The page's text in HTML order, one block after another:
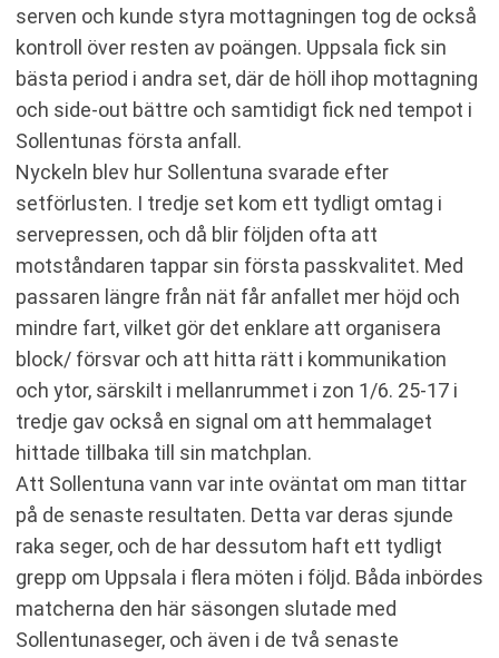
serven och kunde styra mottagningen tog de också
kontroll över resten av poängen. Uppsala fick sin
bästa period i andra set, där de höll ihop mottagning
och side-out bättre och samtidigt fick ned tempot i
Sollentunas första anfall.
Nyckeln blev hur Sollentuna svarade efter
setförlusten. I tredje set kom ett tydligt omtag i
servepressen, och då blir följden ofta att
motståndaren tappar sin första passkvalitet. Med
passaren längre från nät får anfallet mer höjd och
mindre fart, vilket gör det enklare att organisera
block/ försvar och att hitta rätt i kommunikation
och ytor, särskilt i mellanrummet i zon 1/6. 25-17 i
tredje gav också en signal om att hemmalaget
hittade tillbaka till sin matchplan.
Att Sollentuna vann var inte oväntat om man tittar
på de senaste resultaten. Detta var deras sjunde
raka seger, och de har dessutom haft ett tydligt
grepp om Uppsala i flera möten i följd. Båda inbördes
matcherna den här säsongen slutade med
Sollentunaseger, och även i de två senaste